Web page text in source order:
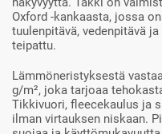
Oxford -kankaasta, jossa
tuulenpitävä, vedenpitävä
teipattu.
Lämmöneristyksestä
g/m², joka tarjoaa
Tikkivuori, fleecekaulus ja
ilman virtauksen niskaan.